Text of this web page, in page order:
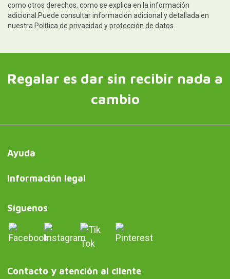
como otros derechos, como se explica en la información
adicional.Puede consultar información adicional y detallada en
nuestra Política de privacidad y protección de datos
Regalar es dar sin recibir nada a
cambio
Ayuda
Información legal
Síguenos
Contacto y atención al cliente